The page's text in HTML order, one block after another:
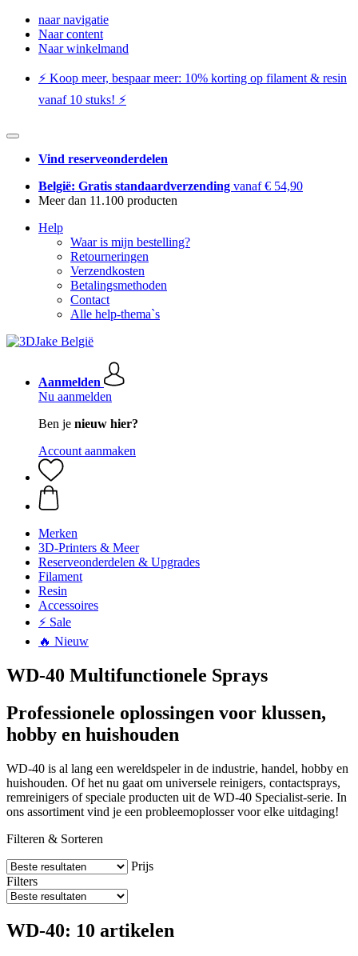
naar navigatie
Naar content
Naar winkelmand
⚡️ Koop meer, bespaar meer: ​​10% korting op filament & resin
vanaf 10 stuks! ⚡️
Vind reserveonderdelen
België: Gratis standaardverzending vanaf € 54,90
Meer dan 11.100 producten
Help
Waar is mijn bestelling?
Retourneringen
Verzendkosten
Betalingsmethoden
Contact
Alle help-thema`s
Aanmelden
Nu aanmelden
Ben je nieuw hier?
Account aanmaken
Merken
3D-Printers & Meer
Reserveonderdelen & Upgrades
Filament
Resin
Accessoires
⚡ Sale
🔥 Nieuw
WD-40 Multifunctionele Sprays
Professionele oplossingen voor klussen,
hobby en huishouden
WD-40 is al lang een wereldspeler in de industrie, handel, hobby en
huishouden. Of het nu gaat om universele reinigers, contactsprays,
remreinigers of speciale producten uit de WD-40 Specialist-serie. In
ons assortiment vind je een probleemoplosser voor elke uitdaging!
Filteren & Sorteren
Prijs
Filters
WD-40: 10 artikelen